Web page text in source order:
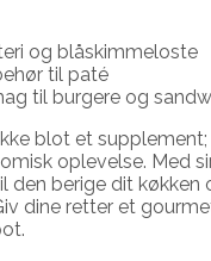
og blåskimmeloste
til paté
til burgere og
blot et supplement;
oplevelse. Med
den berige dit køkken
dine retter et